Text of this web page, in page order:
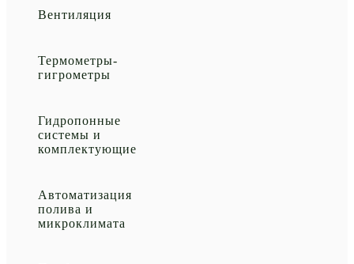
Вентиляция
Термометры-
гигрометры
Гидропонные
системы и
комплектующие
Автоматизация
полива и
микроклимата